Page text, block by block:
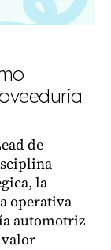
de
la
operativa
automotriz